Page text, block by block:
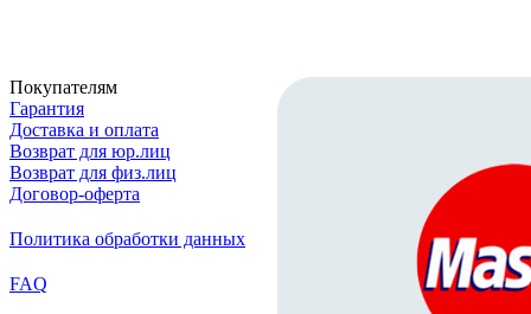
Покупателям
Гарантия
Доставка и оплата
Возврат для юр.лиц
Возврат для физ.лиц
Договор-оферта
Политика обработки данных
FAQ